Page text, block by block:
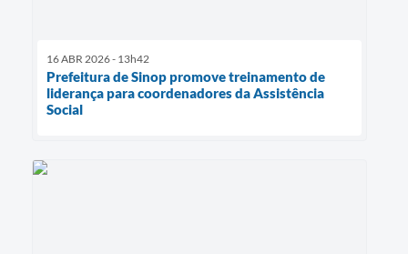
16 ABR 2026 - 13h42
Prefeitura de Sinop promove treinamento de
liderança para coordenadores da Assistência
Social